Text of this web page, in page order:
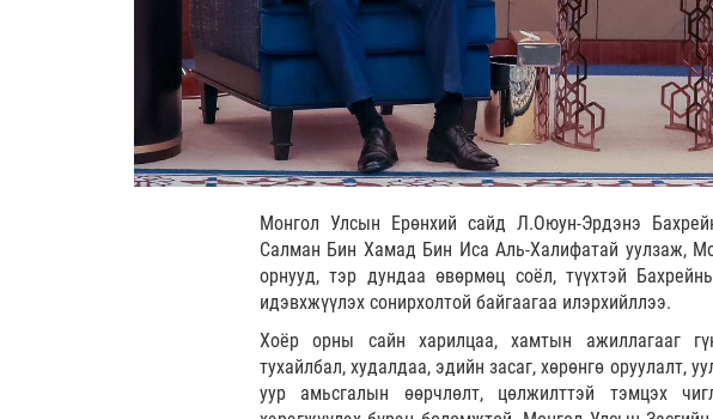
Монгол Улсын Ерөнхий сайд Л.Оюун-Эрдэнэ
Салман Бин Хамад Бин Иса Аль-Халифатай уулзаж,
орнууд, тэр дундаа өвөрмөц соёл, түүхтэй
идэвхжүүлэх сонирхолтой байгаагаа илэрхийллээ.
Хоёр орны сайн харилцаа, хамтын ажиллагааг
тухайлбал, худалдаа, эдийн засаг, хөрөнгө оруулалт,
уур амьсгалын өөрчлөлт, цөлжилттэй тэмцэх